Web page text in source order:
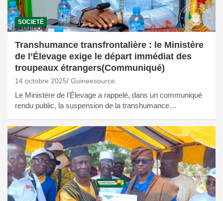
SOCIETÉ
Transhumance transfrontalière : le Ministère
de l’Élevage exige le départ immédiat des
troupeaux étrangers(Communiqué)
14 octobre 2025 Guineesource
Le Ministère de l’Élevage a rappelé, dans un communiqué
rendu public, la suspension de la transhumance…